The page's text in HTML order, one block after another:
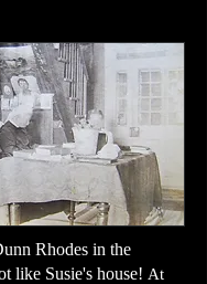
Rhodes in the
like Susie's house! At